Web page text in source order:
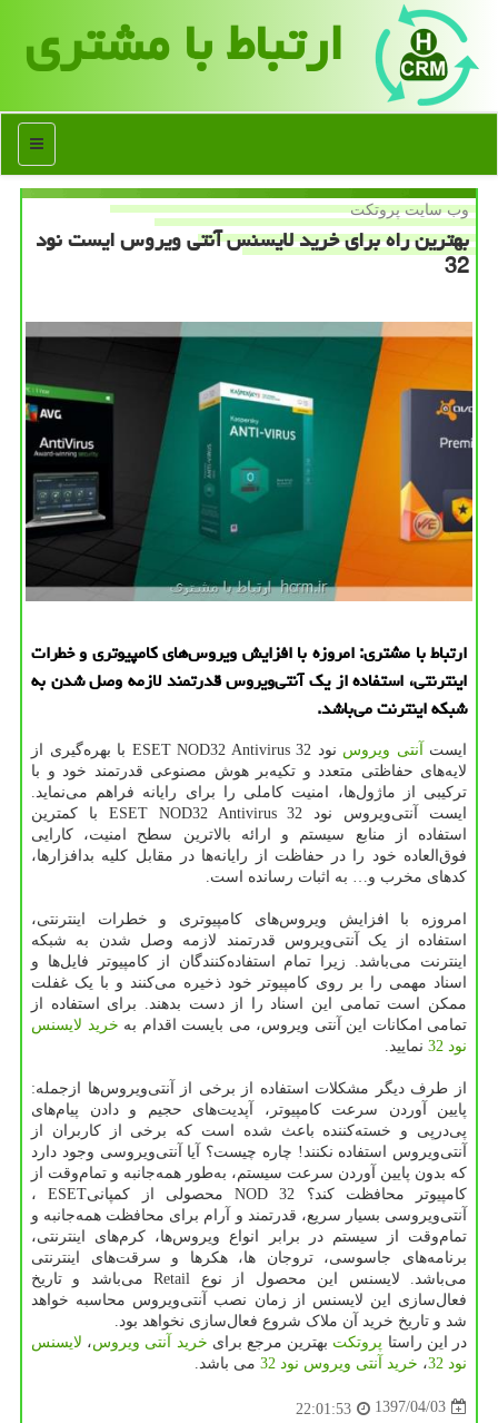
ارتباط با مشتری
منو
وب سایت پروتكت
بهترین راه برای خرید لایسنس آنتی ویروس ایست نود
32
ارتباط با مشتری: امروزه با افزایش ویروس‌های كامپیوتری و خطرات
اینترنتی، استفاده از یك آنتی‌ویروس قدرتمند لازمه وصل شدن به
شبكه اینترنت می‌باشد.
ایست آنتی ویروس نود 32 ESET NOD32 Antivirus با بهره‌گیری از
لایه‌های حفاظتی متعدد و تکیه‌بر هوش مصنوعی قدرتمند خود و با
ترکیبی از ماژول‌ها، امنیت کاملی را برای رایانه فراهم می‌نماید.
ایست آنتی‌ویروس نود 32
ESET NOD32 Antivirus با کمترین
استفاده از منابع سیستم و ارائه بالاترین سطح امنیت، کارایی
فوق‌العاده خود را در حفاظت از رایانه‌ها در مقابل کلیه بدافزارها،
کدهای مخرب و… به اثبات رسانده است.
امروزه با افزایش ویروس‌های کامپیوتری و خطرات اینترنتی،
استفاده از یک آنتی‌ویروس قدرتمند لازمه وصل شدن به شبکه
اینترنت می‌باشد. زیرا تمام استفاده‌کنندگان از کامپیوتر فایل‌ها و
اسناد مهمی را بر روی کامپیوتر خود ذخیره می‌کنند و با یک غفلت
ممکن است تمامی این اسناد را از دست بدهند. برای استفاده از
تمامی امکانات این آنتی ویروس، می بایست اقدام به خرید لایسنس
نود 32
نمایید.
از طرف دیگر مشکلات استفاده از برخی از آنتی‌ویروس‌ها ازجمله:
پایین آوردن سرعت کامپیوتر، آپدیت‌های حجیم و دادن پیام‌های
پی‌درپی و خسته‌کننده باعث شده است که برخی از کاربران از
آنتی‌ویروس استفاده نکنند! چاره چیست؟ آیا آنتی‌ویروسی وجود دارد
که بدون پایین آوردن سرعت سیستم، به‌طور همه‌جانبه و تمام‌وقت از
کامپیوتر محافظت کند؟ NOD 32 محصولی از کمپانیESET ،
آنتی‌ویروسی بسیار سریع، قدرتمند و آرام برای محافظت همه‌جانبه و
تمام‌وقت از سیستم در برابر انواع ویروس‌ها، کرم‌های اینترنتی،
برنامه‌های جاسوسی، تروجان ها، هکرها و سرقت‌های اینترنتی
می‌باشد. لایسنس این محصول از نوع Retail می‌باشد و تاریخ
فعال‌سازی این لایسنس از زمان نصب آنتی‌ویروس محاسبه خواهد
شد و تاریخ خرید آن ملاک شروع فعال‌سازی نخواهد بود.
در این راستا پروتکت بهترین مرجع برای خرید آنتی ویروس، لایسنس
نود 32
، خرید آنتی ویروس نود 32 می باشد.
1397/04/03
22:01:53